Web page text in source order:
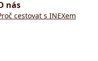
nás
cestovat s INEXem